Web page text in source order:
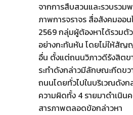
จากการสืบสวนและรวบรว
ภาพการจราจร สื่อสังคมออ
2569 กลุ่มผู้ต้องหาได้รวมตั
อย่างกะทันหัน โดยไม่ให้สั
อื่น ตั้งแต่ถนนวิภาวดีรังสิตข
ระทำดังกล่าวมีลักษณะกีดขว
ถนนโดยทั่วไปในบริเวณดังก
ความผิดทั้ง 4 รายมาดำเนิ
สารภาพตลอดข้อกล่าวหา